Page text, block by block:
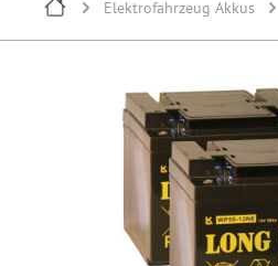
Elektrofahrzeug Akkus
Bildergalerie überspringen